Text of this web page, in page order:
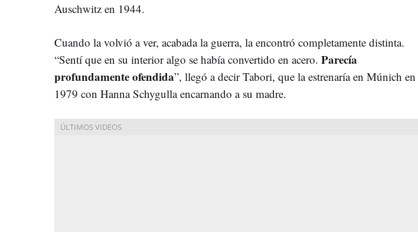
Auschwitz en 1944.
Cuando la volvió a ver, acabada la guerra, la encontró completamente distinta.
“Sentí que en su interior algo se había convertido en acero. Parecía
profundamente ofendida”, llegó a decir Tabori, que la estrenaría en Múnich en
1979 con Hanna Schygulla encarnando a su madre.